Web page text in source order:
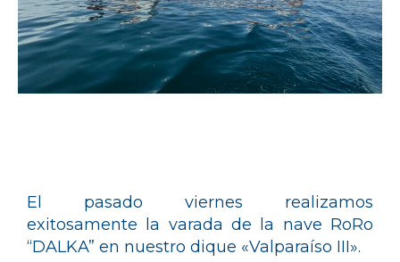
El pasado viernes realizamos
exitosamente la varada de la nave RoRo
“DALKA” en nuestro dique «Valparaíso III».